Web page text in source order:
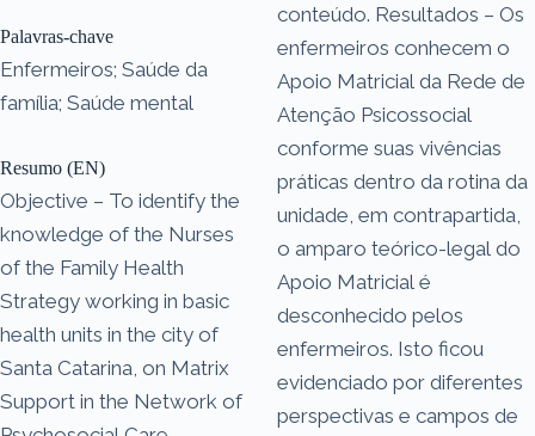
Palavras-chave
Enfermeiros; Saúde da
família; Saúde mental
Resumo (EN)
Objective – To identify the
knowledge of the Nurses
of the Family Health
Strategy working in basic
health units in the city of
Santa Catarina, on Matrix
Support in the Network of
conteúdo. Resultados – Os
enfermeiros conhecem o
Apoio Matricial da Rede de
Atenção Psicossocial
conforme suas vivências
práticas dentro da rotina da
unidade, em contrapartida,
o amparo teórico-legal do
Apoio Matricial é
desconhecido pelos
enfermeiros. Isto ficou
evidenciado por diferentes
perspectivas e campos de